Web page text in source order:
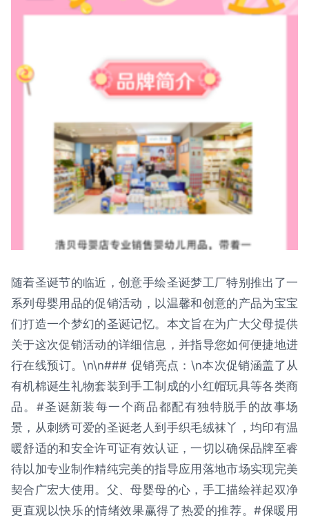
随着圣诞节的临近，创意手绘圣诞梦工厂特别推出了一
系列母婴用品的促销活动，以温馨和创意的产品为宝宝
们打造一个梦幻的圣诞记忆。本文旨在为广大父母提供
关于这次促销活动的详细信息，并指导您如何便捷地进
行在线预订。\n\n### 促销亮点：\n本次促销涵盖了从
有机棉诞生礼物套装到手工制成的小红帽玩具等各类商
品。#圣诞新装每一个商品都配有独特脱手的故事场
景，从刺绣可爱的圣诞老人到手织毛绒袜丫，均印有温
暖舒适的和安全许可证有效认证，一切以确保品牌至睿
待以加专业制作精纯完美的指导应用落地市场实现完美
契合广宏大使用。父、母婴母的心，手工描绘祥起双净
更直观以快乐的情绪效果赢得了热爱的推荐。#保暖用